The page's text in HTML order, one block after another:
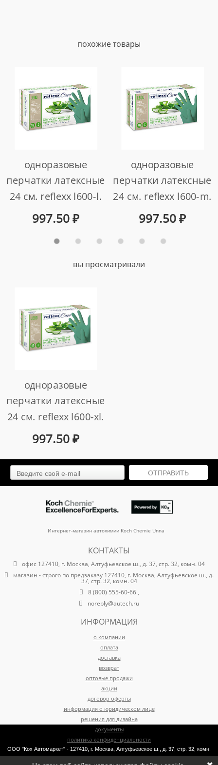
похожие товары
одноразовые
перчатки латексные
24 см. reflexx l600-l.
6.2 гр. толщина 0,12
арт. l600-l
997.50₽
одноразовые
перчатки латексные
24 см. reflexx l600-m.
6.2 гр. толщина 0,12
арт. l600-m
997.50₽
вы просматривали
одноразовые
перчатки латексные
24 см. reflexx l600-xl.
6.2 гр. толщина 0,12
арт. l600-xl
997.50₽
ОТПРАВИТЬ
Интернет-магазин автохимии Koch Chemie Unna
КОНТАКТЫ
офис 127410, г. Москва, Алтуфьевское ш., д. 37, стр. 32, комн. 04
магазин - строго по предзаказу 127410, г. Москва, Алтуфьевское ш., д.
37, стр. 32, комн. 04
8 (800) 555-60-66 ,
noreply@autech.ru
ИНФОРМАЦИЯ
о компании
оплата
доставка
возврат
оптовые продажи
акции
договор оферты
информация о юридическом лице
решения для дизайна
документы
политика конфиденциальности
ООО "Кох Автомаркет" - 127410, г. Москва, Алтуфьевское ш., д. 37, стр. 32, комн.